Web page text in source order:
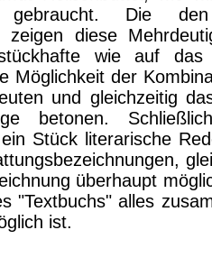
gebraucht. Die den
zeigen diese
wie auf das
Möglichkeit der
und gleichzeitig
betonen.
Stück literarische
überhaupt
"Textbuchs" alles
ist.